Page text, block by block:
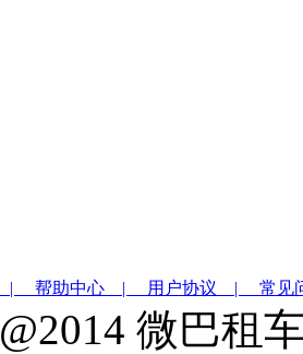
| 帮助中心 | 用户协议 | 常
微巴